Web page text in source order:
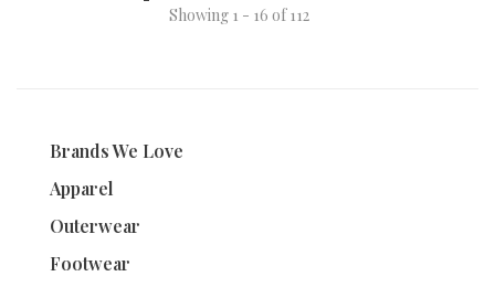
Showing 1 - 16 of 112
Brands We Love
Apparel
Outerwear
Footwear